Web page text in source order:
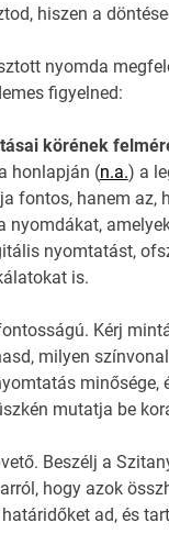
hiszen a
nyomda
figyelned:
körének
honlapján (n.a.) a
fontos, hanem az,
nyomdákat,
nyomtatást,
is.
Kérj
milyen
minősége,
mutatja be
Beszélj a
hogy azok
ad, és